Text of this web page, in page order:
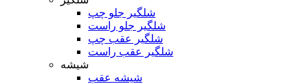
شلگیر جلو چپ
شلگیر جلو راست
شلگیر عقب چپ
شلگیر عقب راست
شیشه
شیشه عقب